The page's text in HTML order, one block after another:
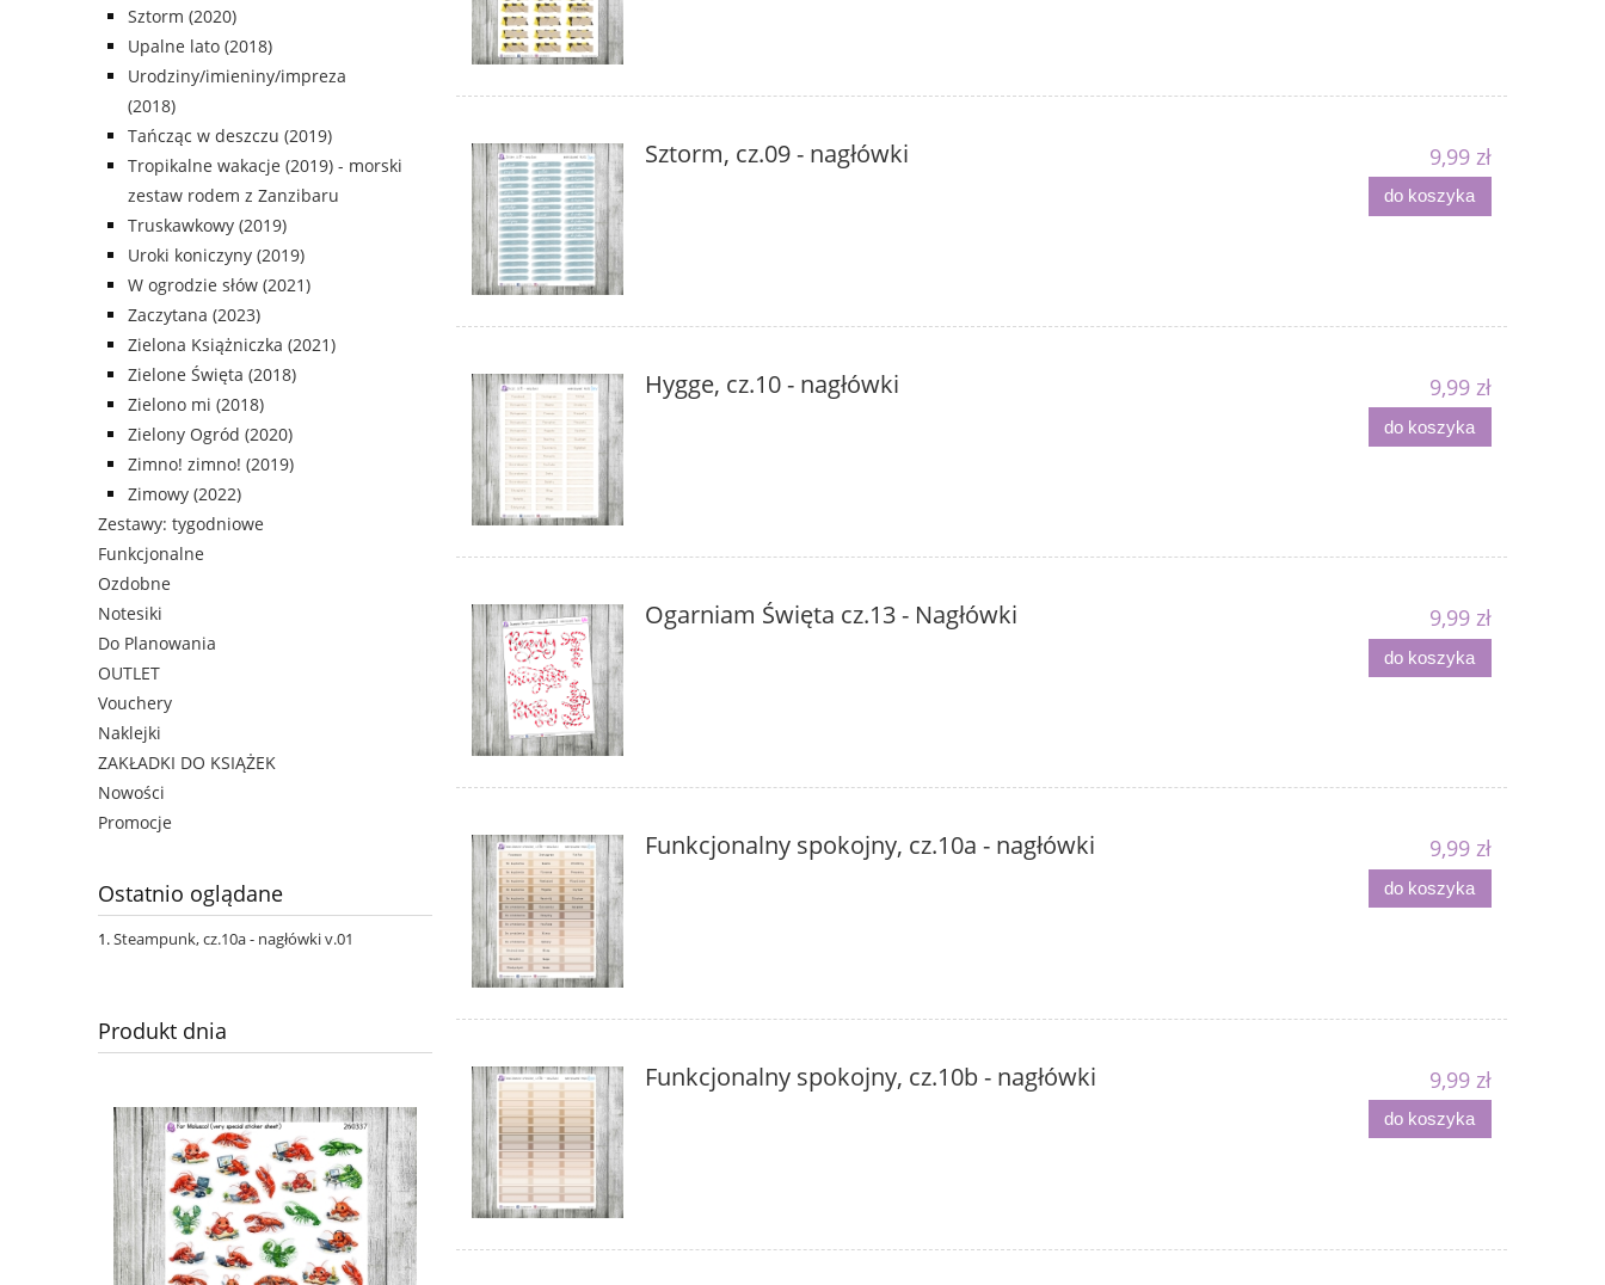
Sztorm (2020)
Upalne lato (2018)
Urodziny/imieniny/impreza
(2018)
Tańcząc w deszczu (2019)
Tropikalne wakacje (2019) - morski
zestaw rodem z Zanzibaru
Truskawkowy (2019)
Uroki koniczyny (2019)
W ogrodzie słów (2021)
Zaczytana (2023)
Zielona Książniczka (2021)
Zielone Święta (2018)
Zielono mi (2018)
Zielony Ogród (2020)
Zimno! zimno! (2019)
Zimowy (2022)
Zestawy: tygodniowe
Funkcjonalne
Ozdobne
Notesiki
Do Planowania
OUTLET
Vouchery
Naklejki
ZAKŁADKI DO KSIĄŻEK
Nowości
Promocje
Ostatnio oglądane
Steampunk, cz.10a - nagłówki v.01
Produkt dnia
Sztorm, cz.09 - nagłówki 9,99 zł
do koszyka
Hygge, cz.10 - nagłówki 9,99 zł
do koszyka
Ogarniam Święta cz.13 - Nagłówki 9,99 zł
do koszyka
Funkcjonalny spokojny, cz.10a - nagłówki 9,99 zł
do koszyka
Funkcjonalny spokojny, cz.10b - nagłówki 9,99 zł
do koszyka